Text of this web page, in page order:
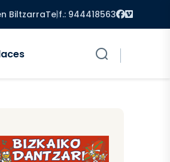
BiltzarraTelf.: 944418563 Facebook
Vimeo